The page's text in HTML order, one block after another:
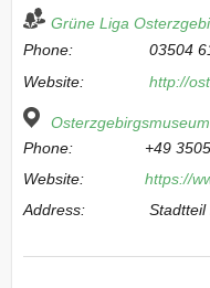
Grüne Liga
Phone:
03504
Website:
http://
Phone:
+49
Website:
https://
Address:
Stadtteil